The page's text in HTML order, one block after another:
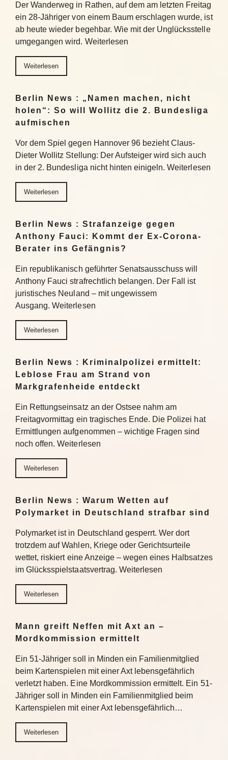
Der Wanderweg in Rathen, auf dem am letzten Freitag
ein 28-Jähriger von einem Baum erschlagen wurde, ist
ab heute wieder begehbar. Wie mit der Unglücksstelle
umgegangen wird. Weiterlesen
Weiterlesen
Berlin News : „Namen machen, nicht
holen“: So will Wollitz die 2. Bundesliga
aufmischen
Vor dem Spiel gegen Hannover 96 bezieht Claus-
Dieter Wollitz Stellung: Der Aufsteiger wird sich auch
in der 2. Bundesliga nicht hinten einigeln. Weiterlesen
Weiterlesen
Berlin News : Strafanzeige gegen
Anthony Fauci: Kommt der Ex-Corona-
Berater ins Gefängnis?
Ein republikanisch geführter Senatsausschuss will
Anthony Fauci strafrechtlich belangen. Der Fall ist
juristisches Neuland – mit ungewissem
Ausgang. Weiterlesen
Weiterlesen
Berlin News : Kriminalpolizei ermittelt:
Leblose Frau am Strand von
Markgrafenheide entdeckt
Ein Rettungseinsatz an der Ostsee nahm am
Freitagvormittag ein tragisches Ende. Die Polizei hat
Ermittlungen aufgenommen – wichtige Fragen sind
noch offen. Weiterlesen
Weiterlesen
Berlin News : Warum Wetten auf
Polymarket in Deutschland strafbar sind
Polymarket ist in Deutschland gesperrt. Wer dort
trotzdem auf Wahlen, Kriege oder Gerichtsurteile
wettet, riskiert eine Anzeige – wegen eines Halbsatzes
im Glücksspielstaatsvertrag. Weiterlesen
Weiterlesen
Mann greift Neffen mit Axt an –
Mordkommission ermittelt
Ein 51-Jähriger soll in Minden ein Familienmitglied
beim Kartenspielen mit einer Axt lebensgefährlich
verletzt haben. Eine Mordkommission ermittelt. Ein 51-
Jähriger soll in Minden ein Familienmitglied beim
Kartenspielen mit einer Axt lebensgefährlich…
Weiterlesen